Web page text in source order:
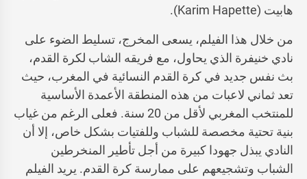
هابيت (Karim Hapette).
من خلال هذا الفيلم، يسعى المخرج، تسليط الضوء على
نادي خنيفرة الذي يحاول، مع فريقه الشاب لكرة القدم،
بث نفس جديد في كرة القدم النسائية في المغرب، حيث
تعد ثماني لاعبات من هذه المنطقة الأعمدة الأساسية
للمنتخب المغربي لأقل من 20 سنة. فعلى الرغم من غياب
بنية تحتية مخصصة للشباب وللفتيات بشكل خاص، إلا أن
النادي يبذل جهودا كبيرة من أجل تأطير المنخرطين
الشباب وتشجيعهم على ممارسة كرة القدم. يريد الفيلم